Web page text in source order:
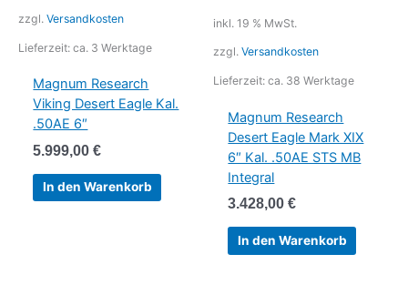
zzgl. Versandkosten
Lieferzeit: ca. 3 Werktage
Magnum Research
Viking Desert Eagle Kal.
.50AE 6″
5.999,00€
In den Warenkorb
inkl. 19 % MwSt.
zzgl. Versandkosten
Lieferzeit: ca. 38 Werktage
Magnum Research
Desert Eagle Mark XIX
6″ Kal. .50AE STS MB
Integral
3.428,00€
In den Warenkorb